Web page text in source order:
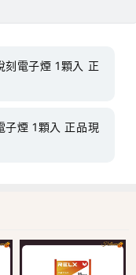
刻電子煙 1顆入 正
子煙 1顆入 正品現